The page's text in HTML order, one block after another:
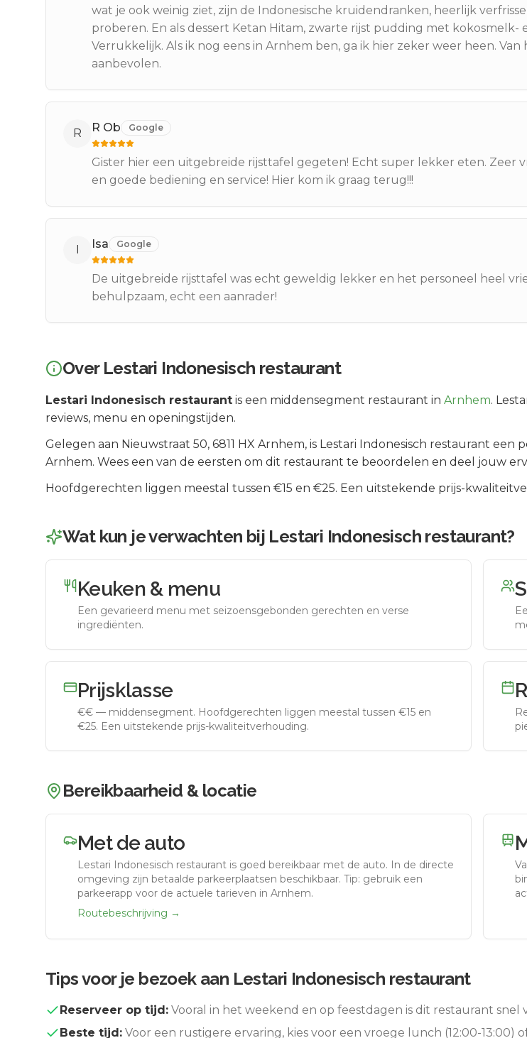
wat je ook weinig ziet, zijn de Indonesische kruidendranken, heerlijk
proberen. En als dessert Ketan Hitam, zwarte rijst pudding met kokosmelk-
Verrukkelijk. Als ik nog eens in Arnhem ben, ga ik hier zeker weer heen. Van
aanbevolen.
R R Ob Google
Gister hier een uitgebreide rijsttafel gegeten! Echt super lekker eten. Zeer
en goede bediening en service! Hier kom ik graag terug!!!
I Isa Google
De uitgebreide rijsttafel was echt geweldig lekker en het personeel heel
behulpzaam, echt een aanrader!
Over Lestari Indonesisch restaurant
Lestari Indonesisch restaurant is een middensegment restaurant in Arnhem.
reviews, menu en openingstijden.
Gelegen aan Nieuwstraat 50, 6811 HX Arnhem, is Lestari Indonesisch restaurant een
Arnhem. Wees een van de eersten om dit restaurant te beoordelen en deel jouw
Hoofdgerechten liggen meestal tussen €15 en €25. Een uitstekende prijs-
Wat kun je verwachten bij Lestari Indonesisch restaurant?
Keuken & menu
Een gevarieerd menu met seizoensgebonden gerechten en verse
ingrediënten.
Prijsklasse
€€ — middensegment. Hoofdgerechten liggen meestal tussen €15 en
€25. Een uitstekende prijs-kwaliteitverhouding.
Bereikbaarheid & locatie
Met de auto
Lestari Indonesisch restaurant is goed bereikbaar met de auto. In de directe
omgeving zijn betaalde parkeerplaatsen beschikbaar. Tip: gebruik een
parkeerapp voor de actuele tarieven in Arnhem.
Routebeschrijving →
Tips voor je bezoek aan Lestari Indonesisch restaurant
Reserveer op tijd: Vooral in het weekend en op feestdagen is dit restaurant snel
Beste tijd: Voor een rustigere ervaring, kies voor een vroege lunch (12:00-13:00)